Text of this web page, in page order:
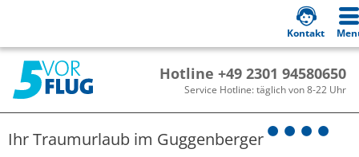
Hotline +49 2301 94580650
Service Hotline: täglich von 8-22 Uhr
Kontakt
Ihr Traumurlaub im Guggenberger